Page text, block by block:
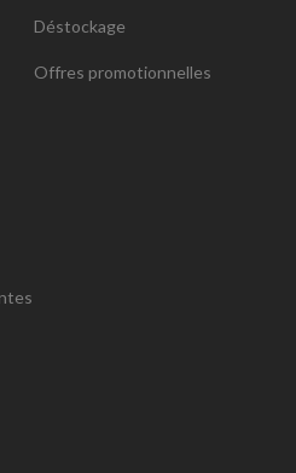
Déstockage
Offres promotionnelles